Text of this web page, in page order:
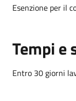
Esenzione per il
Tempi e
Entro 30 giorni